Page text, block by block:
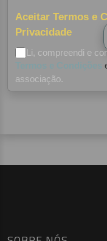
Aceitar Termos e
Privacidade
Li, compreendi e
Termos e Condições
associação.